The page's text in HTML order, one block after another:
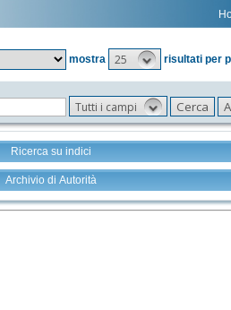
mostra
25 risultati per
Tutti i campi
Ricerca su indici
Archivio di Autorità